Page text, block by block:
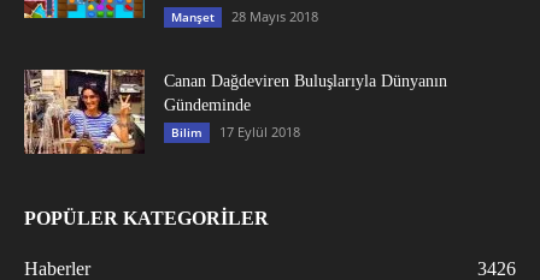
Manşet 28 Mayıs 2018
Canan Dağdeviren Buluşlarıyla Dünyanın
Gündeminde
Bilim 17 Eylül 2018
POPÜLER KATEGORİLER
Haberler
3426